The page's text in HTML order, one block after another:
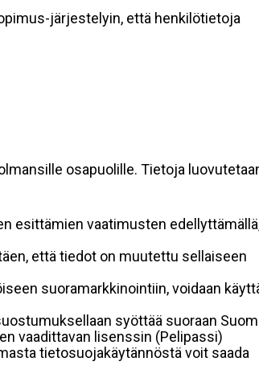
järjestelyin, että henkilötietoja
osapuolille. Tietoja
esittämien vaatimusten
että tiedot on muutettu sellaiseen
suoramarkkinointiin, voidaan
syöttää suoraan
vaadittavan lisenssin (Pelipassi)
tietosuojakäytännöstä voit saada